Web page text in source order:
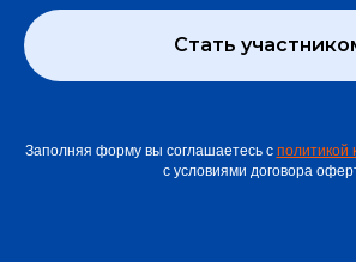
Стать
Заполняя форму вы соглашаетесь с политикой
с условиями договора